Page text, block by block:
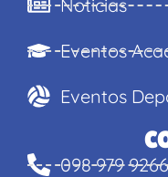
Noticias
Eventos
Eventos
098 979